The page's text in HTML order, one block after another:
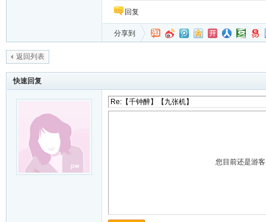
回复
分享到
返回列表
快速回复
您目前还是游